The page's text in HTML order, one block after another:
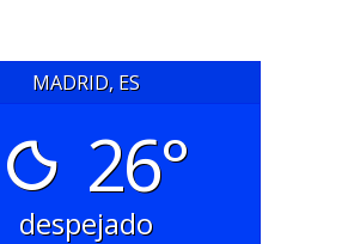
MADRID, ES
26°
despejado